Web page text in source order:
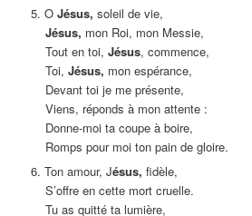
5. OJésus, soleil de vie,
Jésus, mon Roi, mon Messie,
Tout en toi,Jésus, commence,
Toi,Jésus, mon espérance,
Devant toi je me présente,
Viens, réponds à mon attente :
Donne-moi ta coupe à boire,
Romps pour moi ton pain de gloire.
6. Ton amour, Jésus, fidèle,
S’offre en cette mort cruelle.
Tu as quitté ta lumière,